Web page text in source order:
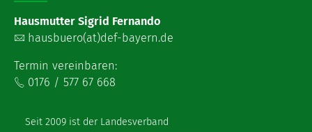
Hausmutter Sigrid Fernando
hausbuero(at)def-bayern.de
Termin vereinbaren:
0176 / 577 67 668
Seit 2009 ist der Landesverband